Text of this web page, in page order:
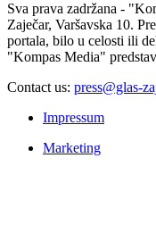
Sva prava zadržana -
Zaječar, Varšavska 10.
portala, bilo u celosti ili
"Kompas Media"
Contact us: press@glas-
Impressum
Marketing